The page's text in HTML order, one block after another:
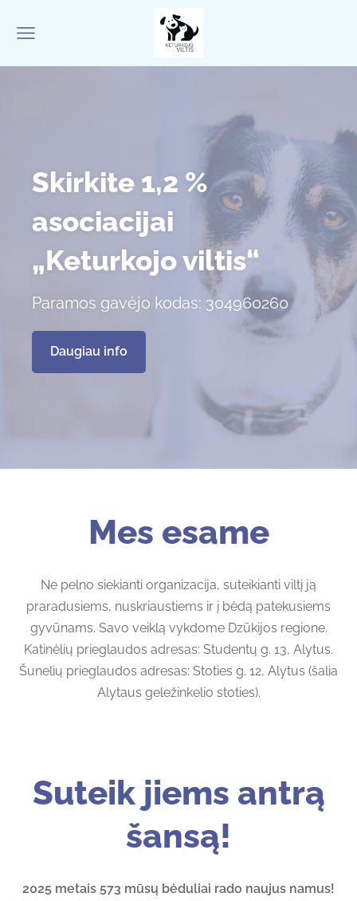
Skirkite 1,2 %
asociacijai
„Keturkojo viltis“
Paramos gavėjo kodas: 304960260
​Daugiau info​
Mes esame
Ne pelno siekianti organizacija, suteikianti viltį ją
praradusiems, nuskriaustiems ir į bėdą patekusiems
gyvūnams. Savo veiklą vykdome Dzūkijos regione.
Katinėlių prieglaudos adresas: Studentų g. 13, Alytus.
Šunelių prieglaudos adresas: Stoties g. 12, Alytus (šalia
Alytaus geležinkelio stoties).
Suteik jiems antrą
šansą!
2025 metais 573 mūsų bėduliai rado naujus namus!